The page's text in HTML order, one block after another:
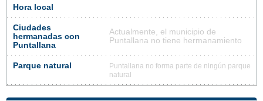
Hora local
Ciudades
hermanadas con
Puntallana
Actualmente, el municipio de
Puntallana no tiene hermanamiento
Parque natural
Puntallana no forma parte de ningún parque
natural